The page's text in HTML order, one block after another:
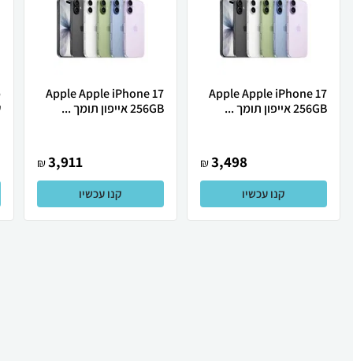
Apple Apple iPhone 17
256GB אייפון תומך ...
3,498
₪
קנו עכשיו
Apple Apple iPhone 17
256GB אייפון תומך ...
3,911
₪
קנו עכשיו